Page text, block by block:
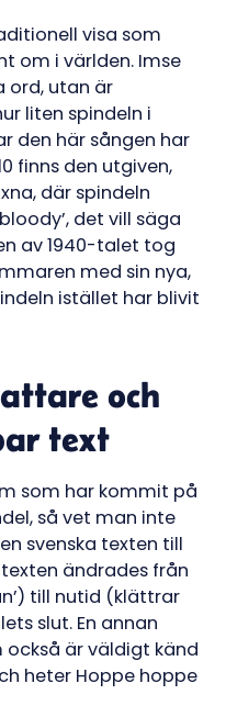
visa som
om i världen. Imse
ord, utan är
liten spindeln i
den här sången har
finns den utgiven,
där spindeln
det vill säga
av 1940-talet tog
med sin nya,
istället har blivit
och
text
som har kommit på
så vet man inte
svenska texten till
ändrades från
till nutid (klättrar
slut. En annan
också är väldigt känd
heter Hoppe hoppe